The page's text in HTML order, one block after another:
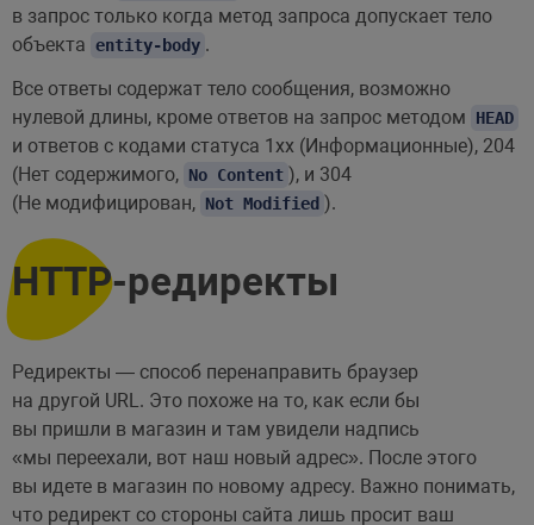
в запрос только когда метод запроса допускает тело
объекта entity-body .
Все ответы содержат тело сообщения, возможно
нулевой длины, кроме ответов на запрос методом
HEAD
и ответов с кодами статуса 1xx (Информационные), 204
(Нет содержимого, No Content ), и 304
(Не модифицирован, Not Modified ).
HTTP-редиректы
Редиректы — способ перенаправить браузер
на другой URL. Это похоже на то, как если бы
вы пришли в магазин и там увидели надпись
«мы переехали, вот наш новый адрес». После этого
вы идете в магазин по новому адресу. Важно понимать,
что редирект со стороны сайта лишь просит ваш